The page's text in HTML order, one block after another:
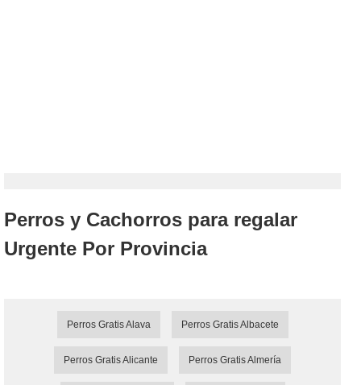
Perros y Cachorros para regalar
Urgente Por Provincia
Perros Gratis Alava Perros Gratis Albacete
Perros Gratis Alicante Perros Gratis Almería